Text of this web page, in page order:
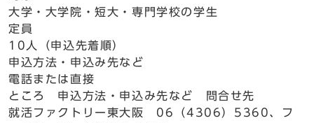
大学・大学院・短大・専門学校の学生
定員
10人（申込先着順）
申込方法・申込み先など
電話または直接
ところ 申込方法・申込み先など 問合せ先
就活ファクトリー東大阪 06（4306）5360、フ